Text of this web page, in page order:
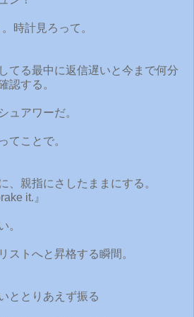
時計見ろって。
てる最中に返信遅いと今まで何分
認する。
ュアワーだ。
てことで。
、親指にさしたままにする。
it.』
。
ストへと昇格する瞬間。
ととりあえず振る